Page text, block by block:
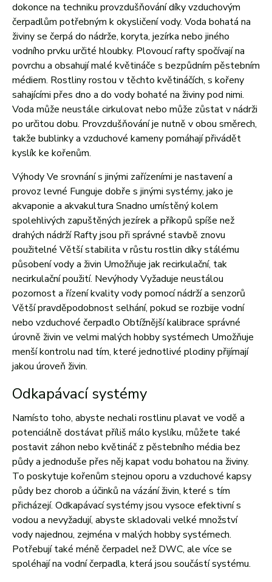
dokonce na techniku ​​provzdušňování díky vzduchovým
čerpadlům potřebným k okysličení vody. Voda bohatá na
živiny se čerpá do nádrže, koryta, jezírka nebo jiného
vodního prvku určité hloubky. Plovoucí rafty spočívají na
povrchu a obsahují malé květináče s bezpůdním pěstebním
médiem. Rostliny rostou v těchto květináčích, s kořeny
sahajícími přes dno a do vody bohaté na živiny pod nimi.
Voda může neustále cirkulovat nebo může zůstat v nádrži
po určitou dobu. Provzdušňování je nutně v obou směrech,
takže bublinky a vzduchové kameny pomáhají přivádět
kyslík ke kořenům.
Výhody Ve srovnání s jinými zařízeními je nastavení a
provoz levné Funguje dobře s jinými systémy, jako je
akvaponie a akvakultura Snadno umístěný kolem
spolehlivých zapuštěných jezírek a příkopů spíše než
drahých nádrží Rafty jsou při správné stavbě znovu
použitelné Větší stabilita v růstu rostlin díky stálému
působení vody a živin Umožňuje jak recirkulační, tak
necirkulační použití. Nevýhody Vyžaduje neustálou
pozornost a řízení kvality vody pomocí nádrží a senzorů
Větší pravděpodobnost selhání, pokud se rozbije vodní
nebo vzduchové čerpadlo Obtížnější kalibrace správné
úrovně živin ve velmi malých hobby systémech Umožňuje
menší kontrolu nad tím, které jednotlivé plodiny přijímají
jakou úroveň živin.
Odkapávací systémy
Namísto toho, abyste nechali rostlinu plavat ve vodě a
potenciálně dostávat příliš málo kyslíku, můžete také
postavit záhon nebo květináč z pěstebního média bez
půdy a jednoduše přes něj kapat vodu bohatou na živiny.
To poskytuje kořenům stejnou oporu a vzduchové kapsy
půdy bez chorob a účinků na vázání živin, které s tím
přicházejí. Odkapávací systémy jsou vysoce efektivní s
vodou a nevyžadují, abyste skladovali velké množství
vody najednou, zejména v malých hobby systémech.
Potřebují také méně čerpadel než DWC, ale více se
spoléhají na vodní čerpadla, která jsou součástí systému.